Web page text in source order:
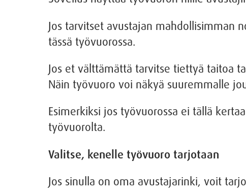
Jos tarvitset avustajan mahdollisimman
tässä työvuorossa.
Jos et välttämättä tarvitse tiettyä taitoa
Näin työvuoro voi näkyä suuremmalle
Esimerkiksi jos työvuorossa ei tällä
työvuorolta.
Valitse, kenelle työvuoro tarjotaan
Jos sinulla on oma avustajarinki, voit